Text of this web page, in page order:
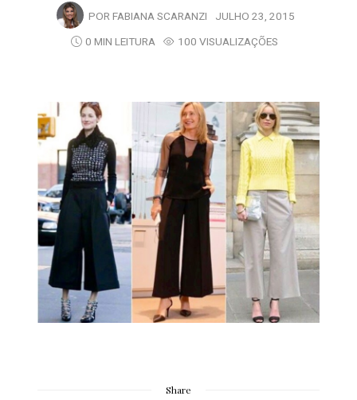
POR FABIANA SCARANZI JULHO 23, 2015
0 MIN LEITURA
100 VISUALIZAÇÕES
Share